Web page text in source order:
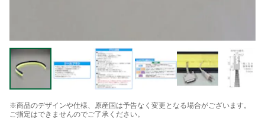
※商品のデザインや仕様、原産国は予告なく変更となる場合がございます。
ご指定はできませんのでご了承ください。